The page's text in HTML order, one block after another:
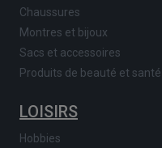
Chaussures
Montres et bijoux
Sacs et accessoires
Produits de beauté et santé
LOISIRS
Hobbies